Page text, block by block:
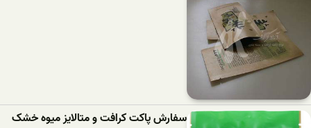
سفارش پاکت کرافت و متالایز میوه خشک